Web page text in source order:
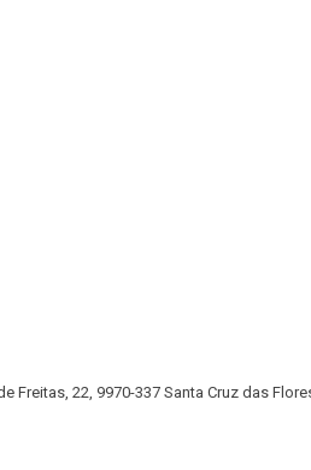
Freitas, 22, 9970-337 Santa Cruz das